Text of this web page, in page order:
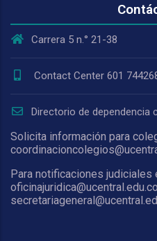
Carrera 5 n.° 21-38
Contact Center 601
Directorio de dependencia
Solicita información para
Para notificaciones judiciales